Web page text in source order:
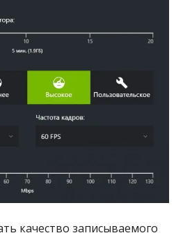
качество записываемого